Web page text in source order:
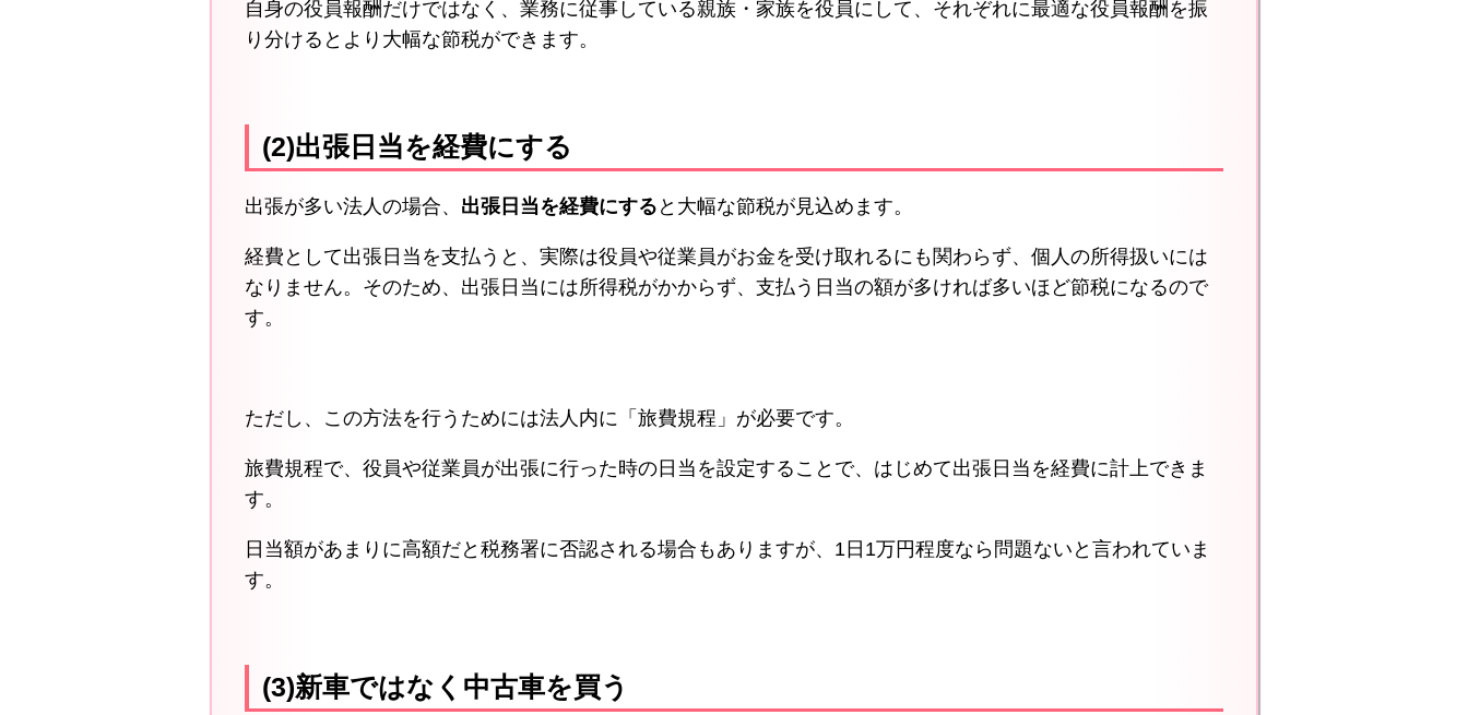
自身の役員報酬だけではなく、業務に従事している親族・家族を役員にして、それぞれに最適な役員報酬を振
り分けるとより大幅な節税ができます。
(2)出張日当を経費にする
出張が多い法人の場合、 出張日当を経費にする と大幅な節税が見込めます。
経費として出張日当を支払うと、実際は役員や従業員がお金を受け取れるにも関わらず、個人の所得扱いには
なりません。そのため、出張日当には所得税がかからず、支払う日当の額が多ければ多いほど節税になるので
す。
ただし、この方法を行うためには法人内に「旅費規程」が必要です。
旅費規程で、役員や従業員が出張に行った時の日当を設定することで、はじめて出張日当を経費に計上できま
す。
日当額があまりに高額だと税務署に否認される場合もありますが、1日1万円程度なら問題ないと言われていま
す。
(3)新車ではなく中古車を買う